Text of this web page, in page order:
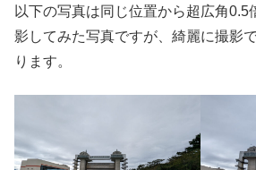
以下の写真は同じ位置から超広角0.5
影してみた写真ですが、綺麗に撮影
ります。